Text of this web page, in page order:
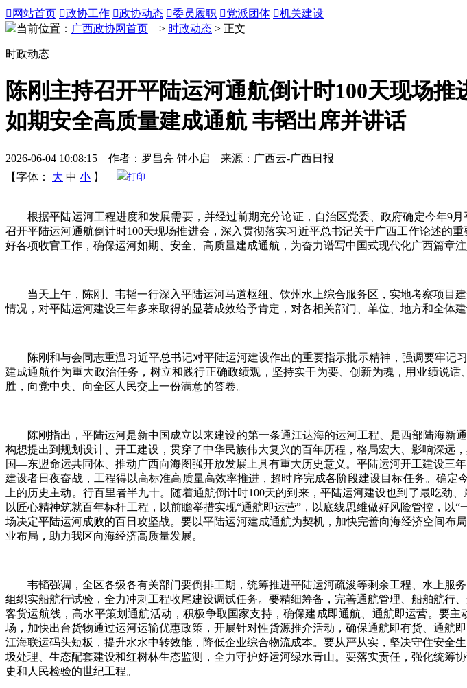
 网站首页 政协工作 政协动态 委员履职 党派团体 机关建设
当前位置： 广西政协网首页 > 时政动态 > 正文
时政动态
陈刚主持召开平陆运河通航倒计时100天现场
如期安全高质量建成通航 韦韬出席并讲话
2026-06-04 10:08:15 作者：罗昌亮 钟小启 来源：广西云-广西日报
【字体：
大 中 小 】 打印
根据平陆运河工程进度和发展需要，并经过前期充分论证，自治区党委、政府确定今年9
召开平陆运河通航倒计时100天现场推进会，深入贯彻落实习近平总书记关于广西工作论述的
好各项收官工作，确保运河如期、安全、高质量建成通航，为奋力谱写中国式现代化广西篇章
当天上午，陈刚、韦韬一行深入平陆运河马道枢纽、钦州水上综合服务区，实地考察项目
情况，对平陆运河建设三年多来取得的显著成效给予肯定，对各相关部门、单位、地方和全体建
陈刚和与会同志重温习近平总书记对平陆运河建设作出的重要指示批示精神，强调要牢记
建成通航作为重大政治任务，树立和践行正确政绩观，坚持实干为要、创新为魂，用业绩说
胜，向党中央、向全区人民交上一份满意的答卷。
陈刚指出，平陆运河是新中国成立以来建设的第一条通江达海的运河工程、是西部陆海新
构想提出到规划设计、开工建设，贯穿了中华民族伟大复兴的百年历程，格局宏大、影响深
国—东盟命运共同体、推动广西向海图强开放发展上具有重大历史意义。平陆运河开工建设三
建设者日夜奋战，工程得以高标准高质量高效率推进，超时序完成各阶段建设目标任务。确
上的历史主动。行百里者半九十。随着通航倒计时100天的到来，平陆运河建设也到了最吃劲
以匠心精神筑就百年标杆工程，以前瞻举措实现“通航即运营”，以底线思维做好风险管控，
场决定平陆运河成败的百日攻坚战。要以平陆运河建成通航为契机，加快完善向海经济空间
业布局，助力我区向海经济高质量发展。
韦韬强调，全区各级各有关部门要倒排工期，统筹推进平陆运河疏浚等剩余工程、水上服
组织实船航行试验，全力冲刺工程收尾建设调试任务。要精细筹备，完善通航管理、船舶航
客货运航线，高水平策划通航活动，积极争取国家支持，确保建成即通航、通航即运营。要
场，加快出台货物通过运河运输优惠政策，开展针对性货源推介活动，确保通航即有货、通
江海联运码头短板，提升水水中转效能，降低企业综合物流成本。要从严从实，坚决守住安
圾处理、生态配套建设和红树林生态监测，全力守护好运河绿水青山。要落实责任，强化统
史和人民检验的世纪工程。